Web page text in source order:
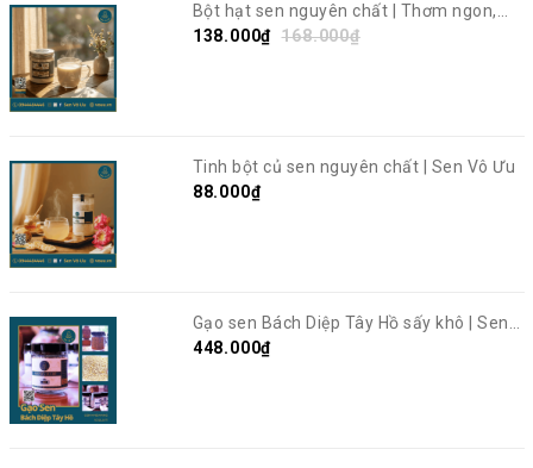
Bột hạt sen nguyên chất | Thơm ngon,
giàu dinh dưỡng | Sen Vô Ưu
138.000₫ 168.000₫
Tinh bột củ sen nguyên chất | Sen Vô Ưu
88.000₫
Gạo sen Bách Diệp Tây Hồ sấy khô | Sen
Vô Ưu
448.000₫